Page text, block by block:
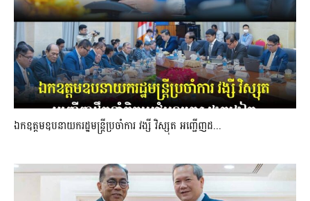
ឯកឧត្តមឧបនាយករដ្ឋមន្រ្តីប្រចាំការ វង្សី វិស្សុត អញ្ជើញដ...